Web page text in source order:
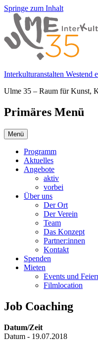
Springe zum Inhalt
Interkulturanstalten Westend
Ulme 35 – Raum für Kunst,
Primäres Menü
Menü
Programm
Aktuelles
Angebote
aktiv
vorbei
Über uns
Der Ort
Der Verein
Team
Das Konzept
Partner:innen
Kontakt
Spenden
Mieten
Events und
Filmlocation
Job Coaching
Datum/Zeit
Datum - 19.07.2018